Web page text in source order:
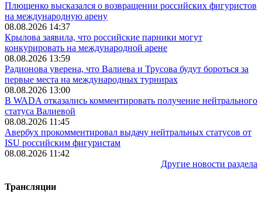
Плющенко высказался о возвращении российских фигуристов
на международную арену
08.08.2026 14:37
Крылова заявила, что российские парники могут
конкурировать на международной арене
08.08.2026 13:59
Радионова уверена, что Валиева и Трусова будут бороться за
первые места на международных турнирах
08.08.2026 13:00
В WADA отказались комментировать получение нейтрального
статуса Валиевой
08.08.2026 11:45
Авербух прокомментировал выдачу нейтральных статусов от
ISU российским фигуристам
08.08.2026 11:42
Другие новости раздела
Трансляции